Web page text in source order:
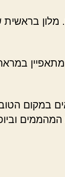
בראשית
במראה
במקום הטוב